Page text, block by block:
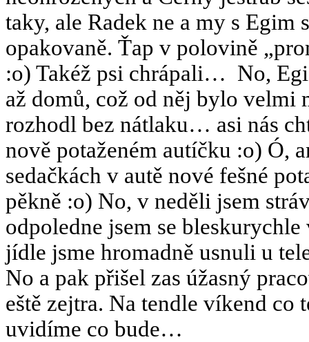
taky, ale Radek ne a my s
opakovaně. Ťap v polovině
:o) Takéž psi chrápali… No,
až domů, což od něj bylo velmi
rozhodl bez nátlaku… asi nás
nově potaženém autíčku :o) Ó,
sedačkách v autě nové fešné
pěkně :o) No, v neděli jsem
odpoledne jsem se
jídle jsme hromadně usnuli u
No a pak přišel zas úžasný
eště zejtra. Na tendle víkend co
uvidíme co bude…